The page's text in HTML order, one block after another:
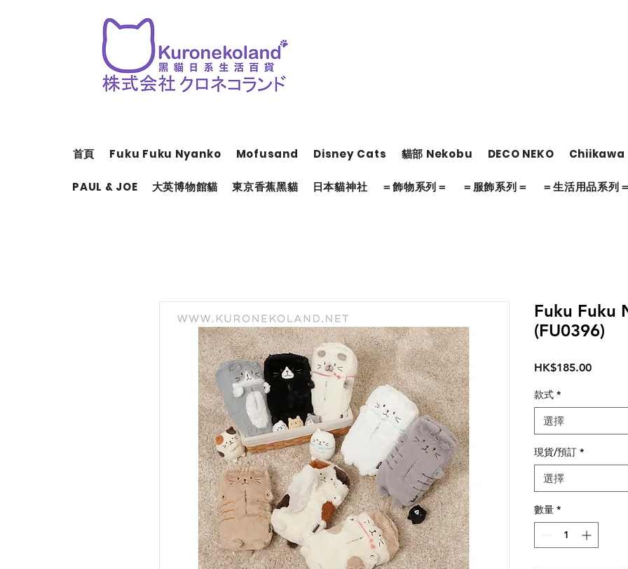
首頁 Fuku Fuku Nyanko Mofusand Disney Cats 貓部 Nekobu DECO NEKO Chiikawa
PAUL & JOE 大英博物館貓 東京香蕉黑貓 日本貓神社 ＝飾物系列＝ ＝服飾系列＝ ＝生活用品系列
Fuku Fuku
(FU0396)
HK$185.00價
款式 *
選擇
現貨/預訂 *
選擇
數量 *